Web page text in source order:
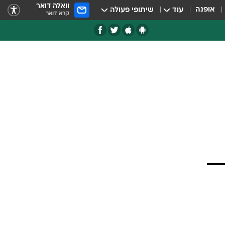
אופנה עוד שיתופי פעולה וואלה דואר
קרא דואר